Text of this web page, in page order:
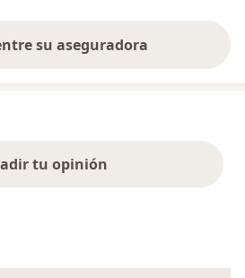
su aseguradora
tu opinión